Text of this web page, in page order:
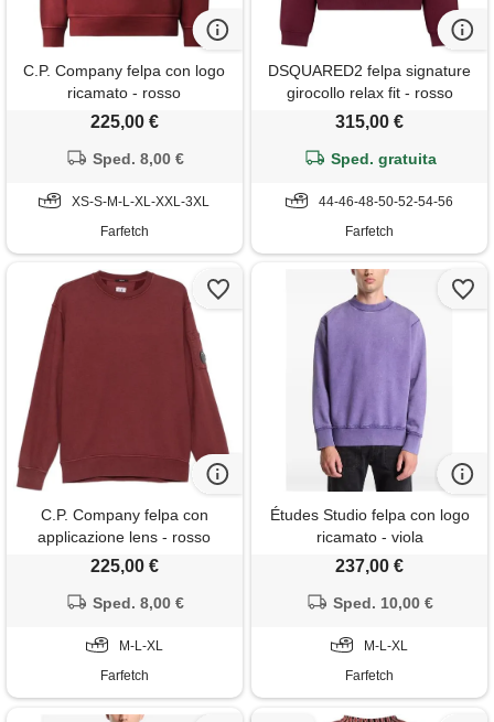
C.P. Company felpa con logo
ricamato - rosso
225,00 €
Sped. 8,00 €
XS-S-M-L-XL-XXL-3XL
Farfetch
DSQUARED2 felpa signature
girocollo relax fit - rosso
315,00 €
Sped. gratuita
44-46-48-50-52-54-56
Farfetch
C.P. Company felpa con
applicazione lens - rosso
225,00 €
Sped. 8,00 €
M-L-XL
Farfetch
Études Studio felpa con logo
ricamato - viola
237,00 €
Sped. 10,00 €
M-L-XL
Farfetch